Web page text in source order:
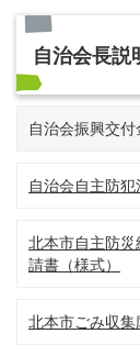
自治会長説
自治会振興交付
自治会自主防犯
北本市自主防
請書（様式）
北本市ごみ収